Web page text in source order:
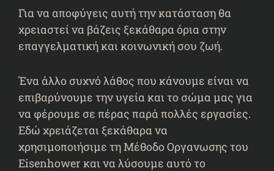
Για να αποφύγεις αυτή την κατάσταση θα
χρειαστεί να βάζεις ξεκάθαρα όρια στην
επαγγελματική και κοινωνική σου ζωή.
Ένα άλλο συχνό λάθος που κάνουμε είναι να
επιβαρύνουμε την υγεία και το σώμα μας για
να φέρουμε σε πέρας παρά πολλές εργασίες.
Εδώ χρειάζεται ξεκάθαρα να
χρησιμοποιήσιμε τη Μέθοδο Οργανωσης του
Eisenhower και να λύσουμε αυτό το